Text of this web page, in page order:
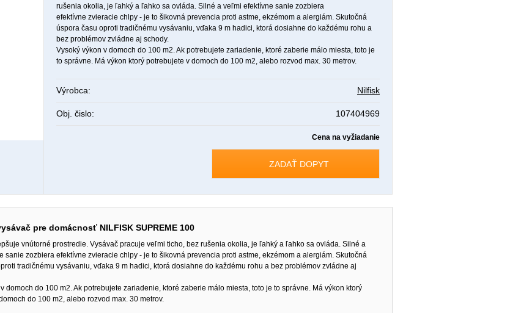
rušenia okolia, je ľahký a ľahko sa ovláda. Silné a veľmi efektívne sanie zozbiera
efektívne zvieracie chlpy - je to šikovná prevencia proti astme, ekzémom a alergiám. Skutočná
úspora času oproti tradičnému vysávaniu, vďaka 9 m hadici, ktorá dosiahne do každému rohu a
bez problémov zvládne aj schody.
Vysoký výkon v domoch do 100 m2. Ak potrebujete zariadenie, ktoré zaberie málo miesta, toto je
to správne. Má výkon ktorý potrebujete v domoch do 100 m2, alebo rozvod max. 30 metrov.
Výrobca: Nilfisk
Obj. čislo: 107404969
Cena na vyžiadanie
ZADAŤ DOPYT
pre domácnosť NILFISK SUPREME 100
vnútorné prostredie. Vysávač pracuje veľmi ticho, bez rušenia okolia, je ľahký a ľahko sa ovláda. Silné a
sanie zozbiera efektívne zvieracie chlpy - je to šikovná prevencia proti astme, ekzémom a alergiám. Skutočná
tradičnému vysávaniu, vďaka 9 m hadici, ktorá dosiahne do každému rohu a bez problémov zvládne aj
domoch do 100 m2. Ak potrebujete zariadenie, ktoré zaberie málo miesta, toto je to správne. Má výkon ktorý
do 100 m2, alebo rozvod max. 30 metrov.